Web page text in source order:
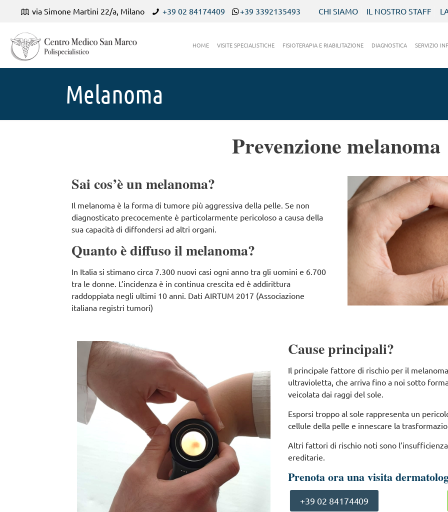
via Simone Martini 22/a, Milano +39 02 84174409 +39 3392135493 CHI SIAMO IL NOSTRO STAFF
HOME VISITE SPECIALISTICHE FISIOTERAPIA E RIABILITAZIONE DIAGNOSTICA SERVIZIO
Melanoma
Prevenzione melanoma
Sai cos’è un melanoma?
Il melanoma è la forma di tumore più aggressiva della pelle. Se non
diagnosticato precocemente è particolarmente pericoloso a causa della
sua capacità di diffondersi ad altri organi.
Quanto è diffuso il melanoma?
In Italia si stimano circa 7.300 nuovi casi ogni anno tra gli uomini e 6.700
tra le donne. L’incidenza è in continua crescita ed è addirittura
raddoppiata negli ultimi 10 anni. Dati AIRTUM 2017 (Associazione
italiana registri tumori)
Cause principali?
Il principale fattore di rischio per il
ultravioletta, che arriva fino a noi sotto
veicolata dai raggi del sole.
Esporsi troppo al sole rappresenta un
cellule della pelle e innescare la
Altri fattori di rischio noti sono
ereditarie.
Prenota ora una visita
+39 02 84174409